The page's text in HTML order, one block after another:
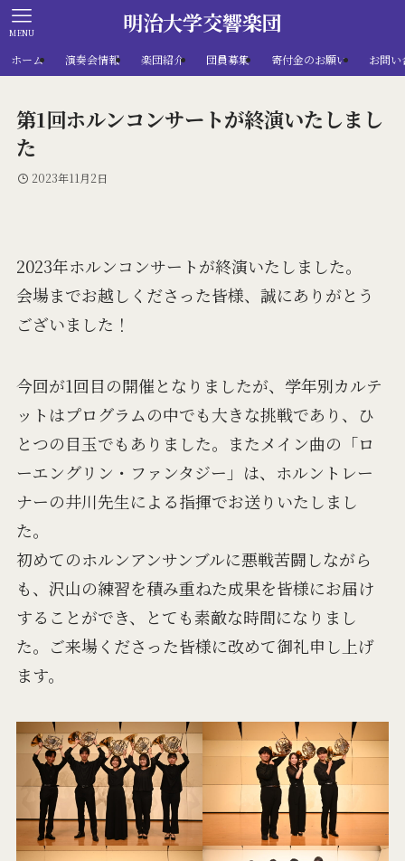
明治大学交響楽団
MENU
ホーム 演奏会情報 楽団紹介 団員募集 寄付金のお願い お問い
第1回ホルンコンサートが終演いたしまし
た
2023年11月2日
2023年ホルンコンサートが終演いたしました。
会場までお越しくださった皆様、誠にありがとう
ございました！
今回が1回目の開催となりましたが、学年別カルテ
ットはプログラムの中でも大きな挑戦であり、ひ
とつの目玉でもありました。またメイン曲の「ロ
ーエングリン・ファンタジー」は、ホルントレー
ナーの井川先生による指揮でお送りいたしまし
た。
初めてのホルンアンサンブルに悪戦苦闘しながら
も、沢山の練習を積み重ねた成果を皆様にお届け
することができ、とても素敵な時間になりまし
た。ご来場くださった皆様に改めて御礼申し上げ
ます。